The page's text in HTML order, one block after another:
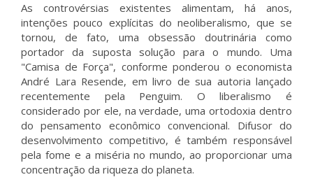
As controvérsias existentes alimentam, há anos,
intenções pouco explícitas do neoliberalismo, que se
tornou, de fato, uma obsessão doutrinária como
portador da suposta solução para o mundo. Uma
"Camisa de Força", conforme ponderou o economista
André Lara Resende, em livro de sua autoria lançado
recentemente pela Penguim. O liberalismo é
considerado por ele, na verdade, uma ortodoxia dentro
do pensamento econômico convencional. Difusor do
desenvolvimento competitivo, é também responsável
pela fome e a miséria no mundo, ao proporcionar uma
concentração da riqueza do planeta.